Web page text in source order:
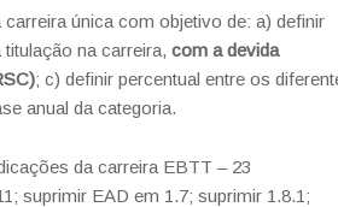
única com objetivo de: a) definir
na carreira, com a devida
; c) definir percentual entre os
anual da categoria.
da carreira EBTT – 23
suprimir EAD em 1.7; suprimir 1.8.1;